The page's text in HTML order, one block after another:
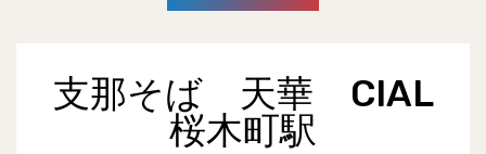
支那そば 天華 CIAL
桜木町駅